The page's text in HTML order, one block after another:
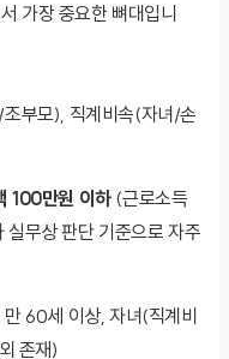
가장 중요한 뼈대입니
부모), 직계비속(자녀/손
100만원 이하(근로소득
실무상 판단 기준으로 자주
60세 이상, 자녀(직계비
존재)